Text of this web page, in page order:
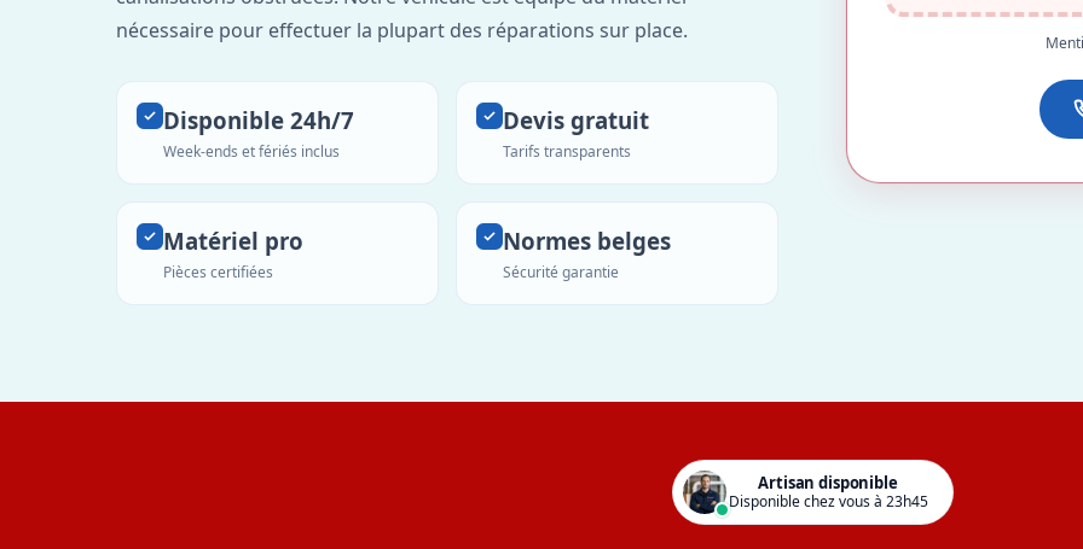
nécessaire pour effectuer la plupart des réparations sur place.
Disponible 24h/7
Week-ends et fériés inclus
Devis gratuit
Tarifs transparents
Matériel pro
Pièces certifiées
Normes belges
Sécurité garantie
Artisan disponible
Disponible chez vous à 23h45